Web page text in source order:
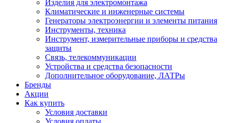
Изделия для электромонтажа
Климатические и инженерные системы
Генераторы электроэнергии и элементы питания
Инструменты, техника
Инструмент, измерительные приборы и средства
защиты
Связь, телекоммуникации
Устройства и средства безопасности
Дополнительное оборудование, ЛАТРы
Бренды
Акции
Как купить
Условия доставки
Условия оплаты